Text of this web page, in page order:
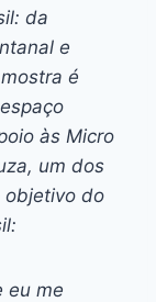
da
e
é
às Micro
um dos
objetivo do
eu me